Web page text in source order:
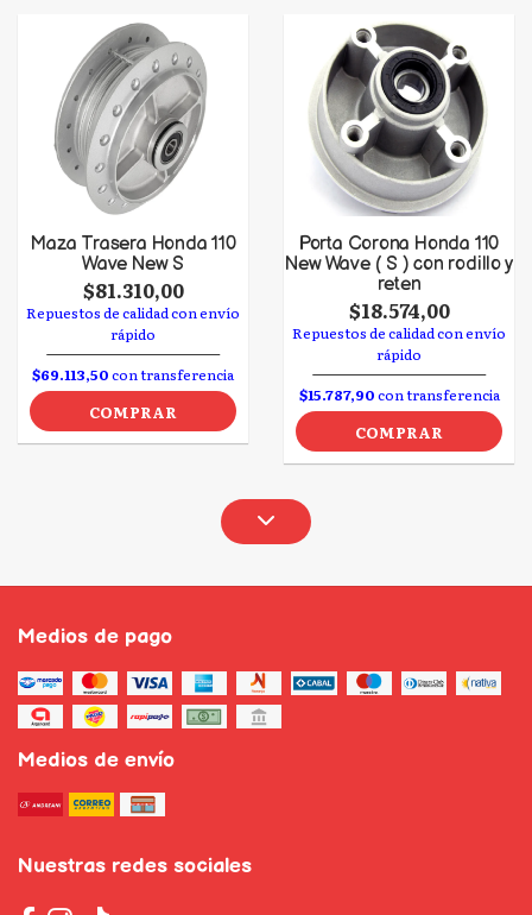
Maza Trasera Honda 110
Wave New S
$81.310,00
Repuestos de calidad con envío
rápido
$69.113,50con transferencia
COMPRAR
Porta Corona Honda 110
New Wave ( S ) con rodillo y
reten
$18.574,00
Repuestos de calidad con envío
rápido
$15.787,90con transferencia
COMPRAR
Medios de pago
Medios de envío
Nuestras redes sociales